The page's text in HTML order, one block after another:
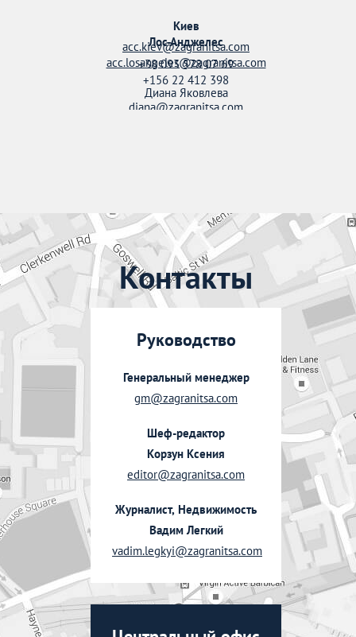
Киев
acc.kiev@zagranitsa.com
+38 093 578 07 69
Диана Яковлева
diana@zagranitsa.com
Лос-Анджелес
acc.losangeles@zagranitsa.com
+156 22 412 398
Контакты
Руководство
Генеральный менеджер
gm@zagranitsa.com
Шеф-редактор
Корзун Ксения
editor@zagranitsa.com
Журналист, Недвижимость
Вадим Легкий
vadim.legkyi@zagranitsa.com